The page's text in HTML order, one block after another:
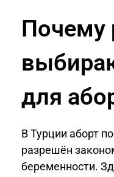
Почему
для
В Турции аборт
разрешён
беременности.